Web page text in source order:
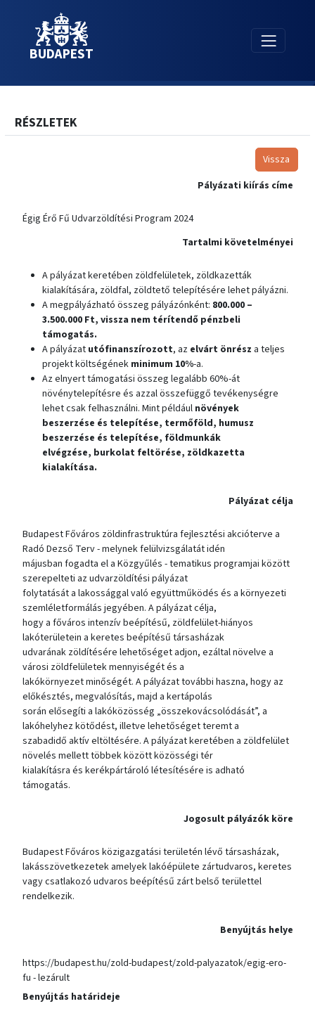
BUDAPEST
RÉSZLETEK
Vissza
Pályázati kiírás címe
Égig Érő Fű Udvarzöldítési Program 2024
Tartalmi követelményei
A pályázat keretében zöldfelületek, zöldkazetták
kialakítására, zöldfal, zöldtető telepítésére lehet pályázni.
A megpályázható összeg pályázónként: 800.000 –
3.500.000 Ft, vissza nem térítendő pénzbeli
támogatás.
A pályázat utófinanszírozott, az elvárt önrész a teljes
projekt költségének minimum 10%-a.
Az elnyert támogatási összeg legalább 60%-át
növénytelepítésre és azzal összefüggő tevékenységre
lehet csak felhasználni. Mint például növények
beszerzése és telepítése, termőföld, humusz
beszerzése és telepítése, földmunkák
elvégzése, burkolat feltörése, zöldkazetta
kialakítása.
Pályázat célja
Budapest Főváros zöldinfrastruktúra fejlesztési akcióterve a
Radó Dezső Terv - melynek felülvizsgálatát idén
májusban fogadta el a Közgyűlés - tematikus programjai között
szerepelteti az udvarzöldítési pályázat
folytatását a lakossággal való együttműködés és a környezeti
szemléletformálás jegyében. A pályázat célja,
hogy a főváros intenzív beépítésű, zöldfelület-hiányos
lakóterületein a keretes beépítésű társasházak
udvarának zöldítésére lehetőséget adjon, ezáltal növelve a
városi zöldfelületek mennyiségét és a
lakókörnyezet minőségét. A pályázat további haszna, hogy az
előkésztés, megvalósítás, majd a kertápolás
során elősegíti a lakóközösség „összekovácsolódását”, a
lakóhelyhez kötődést, illetve lehetőséget teremt a
szabadidő aktív eltöltésére. A pályázat keretében a zöldfelület
növelés mellett többek között közösségi tér
kialakításra és kerékpártároló létesítésére is adható
támogatás.
Jogosult pályázók köre
Budapest Főváros közigazgatási területén lévő társasházak,
lakásszövetkezetek amelyek lakóépülete zártudvaros, keretes
vagy csatlakozó udvaros beépítésű zárt belső területtel
rendelkezik.
Benyújtás helye
https://budapest.hu/zold-budapest/zold-palyazatok/egig-ero-
fu - lezárult
Benyújtás határideje